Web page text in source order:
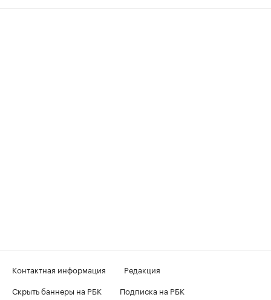
Контактная информация
Редакция
Скрыть баннеры на РБК
Подписка на РБК